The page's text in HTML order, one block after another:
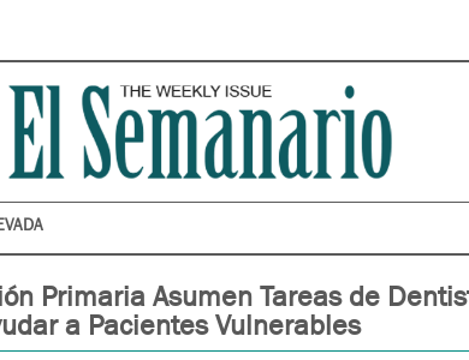
Primaria Asumen Tareas de
a Pacientes Vulnerables